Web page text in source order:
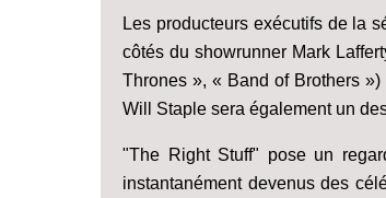
Les producteurs exécutifs de la
côtés du showrunner Mark
Thrones », « Band of Brothers
Will Staple sera également un
"The Right Stuff" pose un
instantanément devenus des